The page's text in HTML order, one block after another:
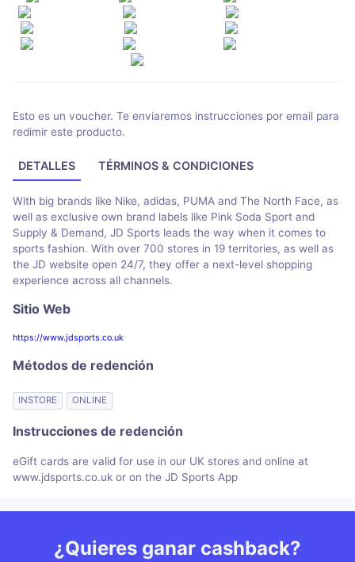
Esto es un voucher. Te enviaremos instrucciones por email para
redimir este producto.
DETALLES TÉRMINOS & CONDICIONES
With big brands like Nike, adidas, PUMA and The North Face, as
well as exclusive own brand labels like Pink Soda Sport and
Supply & Demand, JD Sports leads the way when it comes to
sports fashion. With over 700 stores in 19 territories, as well as
the JD website open 24/7, they offer a next-level shopping
experience across all channels.
Sitio Web
https://www.jdsports.co.uk
Métodos de redención
INSTORE ONLINE
Instrucciones de redención
eGift cards are valid for use in our UK stores and online at
www.jdsports.co.uk or on the JD Sports App
¿Quieres ganar cashback?